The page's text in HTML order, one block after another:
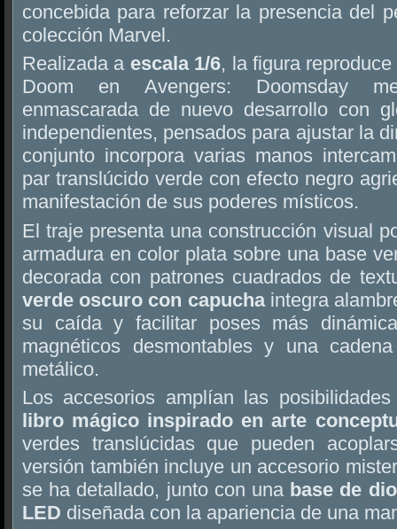
concebida para reforzar la presencia del
colección Marvel.
Realizada a escala 1/6, la figura
Doom en Avengers: Doomsday
enmascarada de nuevo desarrollo con
independientes, pensados para ajustar la
conjunto incorpora varias manos
par translúcido verde con efecto negro
manifestación de sus poderes místicos.
El traje presenta una construcción visual
armadura en color plata sobre una base
decorada con patrones cuadrados de
verde oscuro con capuchaintegra
su caída y facilitar poses más
magnéticos desmontables y una
metálico.
Los accesorios amplían las
libro mágico inspirado en arte
verdes translúcidas que pueden
versión también incluye un accesorio
se ha detallado, junto con una base de
LED diseñada con la apariencia de una